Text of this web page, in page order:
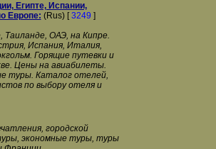
Египте, Испании,
Европе: (Rus) [3249 ]
ОАЭ, на Кипре.
Испания, Италия,
Горящие путевки и
Цены на авиабилеты.
туры. Каталог отелей,
по выбору отеля и
городской
экономные туры, туры